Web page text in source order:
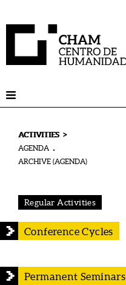
ACTIVITIES >
AGENDA
ARCHIVE (AGENDA)
Regular Activities
Conference Cycles
Permanent Seminars